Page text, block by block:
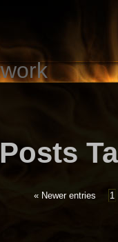
Posts
« Newer entries 1